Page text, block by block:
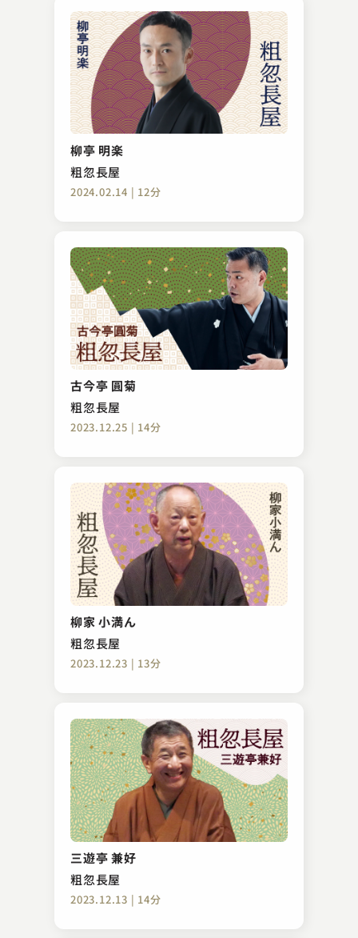
柳亭 明楽
粗忽長屋
2024.02.14 | 12分
古今亭 圓菊
粗忽長屋
2023.12.25 | 14分
柳家 小満ん
粗忽長屋
2023.12.23 | 13分
三遊亭 兼好
粗忽長屋
2023.12.13 | 14分